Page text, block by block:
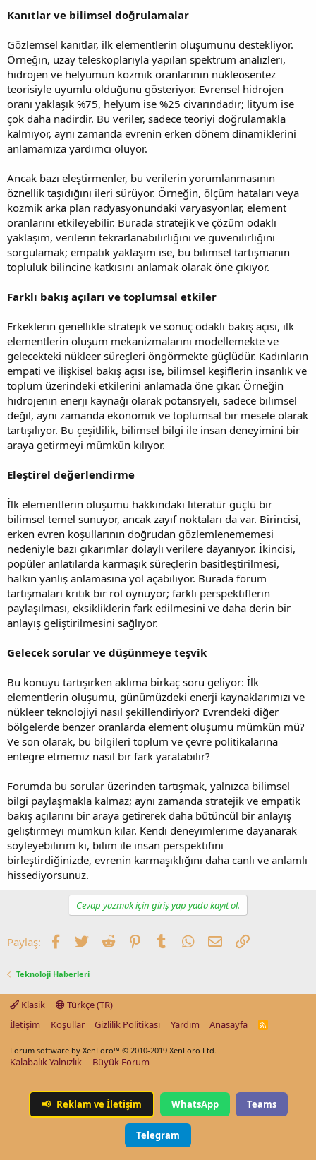
Kanıtlar ve bilimsel doğrulamalar
Gözlemsel kanıtlar, ilk elementlerin oluşumunu destekliyor.
Örneğin, uzay teleskoplarıyla yapılan spektrum analizleri,
hidrojen ve helyumun kozmik oranlarının nükleosentez
teorisiyle uyumlu olduğunu gösteriyor. Evrensel hidrojen
oranı yaklaşık %75, helyum ise %25 civarındadır; lityum ise
çok daha nadirdir. Bu veriler, sadece teoriyi doğrulamakla
kalmıyor, aynı zamanda evrenin erken dönem dinamiklerini
anlamamıza yardımcı oluyor.
Ancak bazı eleştirmenler, bu verilerin yorumlanmasının
öznellik taşıdığını ileri sürüyor. Örneğin, ölçüm hataları veya
kozmik arka plan radyasyonundaki varyasyonlar, element
oranlarını etkileyebilir. Burada stratejik ve çözüm odaklı
yaklaşım, verilerin tekrarlanabilirliğini ve güvenilirliğini
sorgulamak; empatik yaklaşım ise, bu bilimsel tartışmanın
topluluk bilincine katkısını anlamak olarak öne çıkıyor.
Farklı bakış açıları ve toplumsal etkiler
Erkeklerin genellikle stratejik ve sonuç odaklı bakış açısı, ilk
elementlerin oluşum mekanizmalarını modellemekte ve
gelecekteki nükleer süreçleri öngörmekte güçlüdür. Kadınların
empati ve ilişkisel bakış açısı ise, bilimsel keşiflerin insanlık ve
toplum üzerindeki etkilerini anlamada öne çıkar. Örneğin
hidrojenin enerji kaynağı olarak potansiyeli, sadece bilimsel
değil, aynı zamanda ekonomik ve toplumsal bir mesele olarak
tartışılıyor. Bu çeşitlilik, bilimsel bilgi ile insan deneyimini bir
araya getirmeyi mümkün kılıyor.
Eleştirel değerlendirme
İlk elementlerin oluşumu hakkındaki literatür güçlü bir
bilimsel temel sunuyor, ancak zayıf noktaları da var. Birincisi,
erken evren koşullarının doğrudan gözlemlenememesi
nedeniyle bazı çıkarımlar dolaylı verilere dayanıyor. İkincisi,
popüler anlatılarda karmaşık süreçlerin basitleştirilmesi,
halkın yanlış anlamasına yol açabiliyor. Burada forum
tartışmaları kritik bir rol oynuyor; farklı perspektiflerin
paylaşılması, eksikliklerin fark edilmesini ve daha derin bir
anlayış geliştirilmesini sağlıyor.
Gelecek sorular ve düşünmeye teşvik
Bu konuyu tartışırken aklıma birkaç soru geliyor: İlk
elementlerin oluşumu, günümüzdeki enerji kaynaklarımızı ve
nükleer teknolojiyi nasıl şekillendiriyor? Evrendeki diğer
bölgelerde benzer oranlarda element oluşumu mümkün mü?
Ve son olarak, bu bilgileri toplum ve çevre politikalarına
entegre etmemiz nasıl bir fark yaratabilir?
Forumda bu sorular üzerinden tartışmak, yalnızca bilimsel
bilgi paylaşmakla kalmaz; aynı zamanda stratejik ve empatik
bakış açılarını bir araya getirerek daha bütüncül bir anlayış
geliştirmeyi mümkün kılar. Kendi deneyimlerime dayanarak
söyleyebilirim ki, bilim ile insan perspektifini
birleştirdiğinizde, evrenin karmaşıklığını daha canlı ve anlamlı
hissediyorsunuz.
Cevap yazmak için giriş yap yada kayıt ol.
Paylaş: Facebook
TwitterReddit PinterestTumblrWhatsApp
E-postaLink
Teknoloji Haberleri
Klasik
Türkçe (TR)
İletişim
Koşullar Gizlilik Politikası Yardım Anasayfa
R
Forum software by XenForo™ © 2010-2019 XenForo Ltd.
Kalabalık Yalnızlık Büyük Forum
📢 Reklam ve İletişim WhatsApp Teams
Telegram